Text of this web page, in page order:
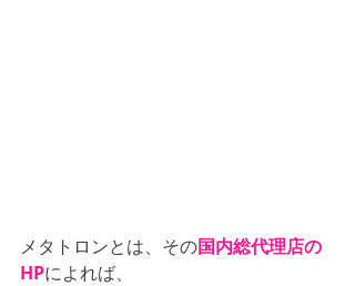
メタトロンとは、その国内総代理店の
HPによれば、